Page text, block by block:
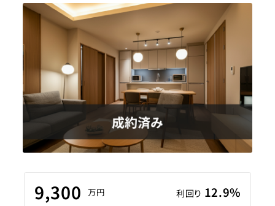
9,300 万円 利回り 12.9%